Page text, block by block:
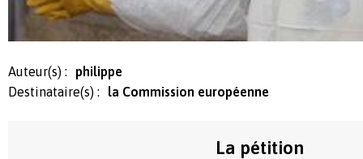
Auteur(s) :
philippe
Destinataire(s) :
la Commission européenne
La pétition